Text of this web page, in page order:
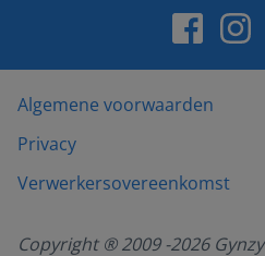
Algemene voorwaarden
Privacy
Verwerkersovereenkomst
Copyright ® 2009 -2026Gynzy